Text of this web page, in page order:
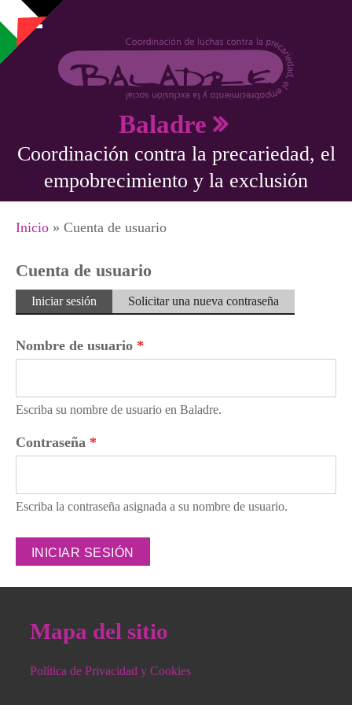
Pasar al contenido principal
Baladre
Coordinación contra la precariedad, el
empobrecimiento y la exclusión
Se encuentra usted aquí
Inicio » Cuenta de usuario
Cuenta de usuario
Solapas principales
Iniciar sesión (solapaSolicitar una nueva contraseña
Nombre de usuario *
Escriba su nombre de usuario en Baladre.
Contraseña *
Escriba la contraseña asignada a su nombre de usuario.
Mapa del sitio
Política de Privacidad y Cookies